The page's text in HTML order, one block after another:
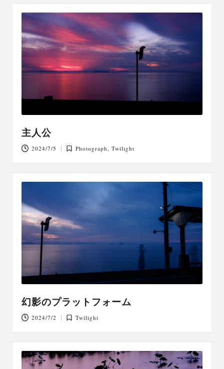
主人公
2024/7/5
Posted
Photograph,Twilight
幻影のプラットフォーム
2024/7/2
Posted
Twilight